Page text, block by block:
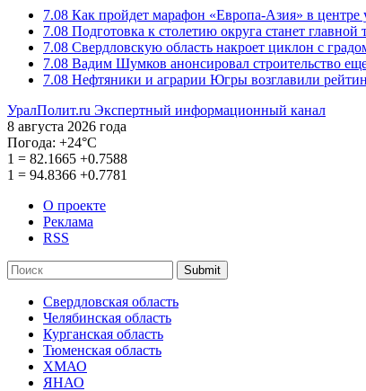
7.08 Как пройдет марафон «Европа-Азия» в центре
7.08 Подготовка к столетию округа станет
7.08 Свердловскую область накроет циклон с
7.08 Вадим Шумков анонсировал строительство
7.08 Нефтяники и аграрии Югры возглавили
УралПолит.ru Экспертный информационный канал
8 августа 2026 года
Погода: +24°С
1 = 82.1665 +0.7588
1 = 94.8366 +0.7781
О проекте
Реклама
RSS
Submit
Свердловская область
Челябинская область
Курганская область
Тюменская область
ХМАО
ЯНАО